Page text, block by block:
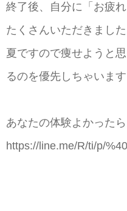
終了後、自分に「お疲
たくさんいただきました
夏ですので痩せようと
るのを優先しちゃいま
あなたの体験よかった
https://line.me/R/ti/p/